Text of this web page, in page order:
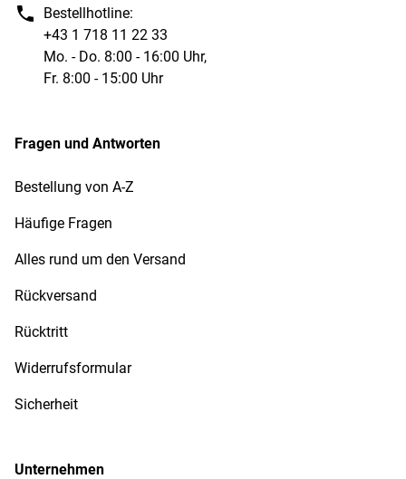
Bestellhotline:
+43 1 718 11 22 33
Mo. - Do. 8:00 - 16:00 Uhr,
Fr. 8:00 - 15:00 Uhr
Fragen und Antworten
Bestellung von A-Z
Häufige Fragen
Alles rund um den Versand
Rückversand
Rücktritt
Widerrufsformular
Sicherheit
Unternehmen